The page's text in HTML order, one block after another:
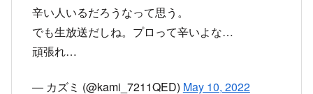
— カズミ (@kami_7211QED)May 10, 2022